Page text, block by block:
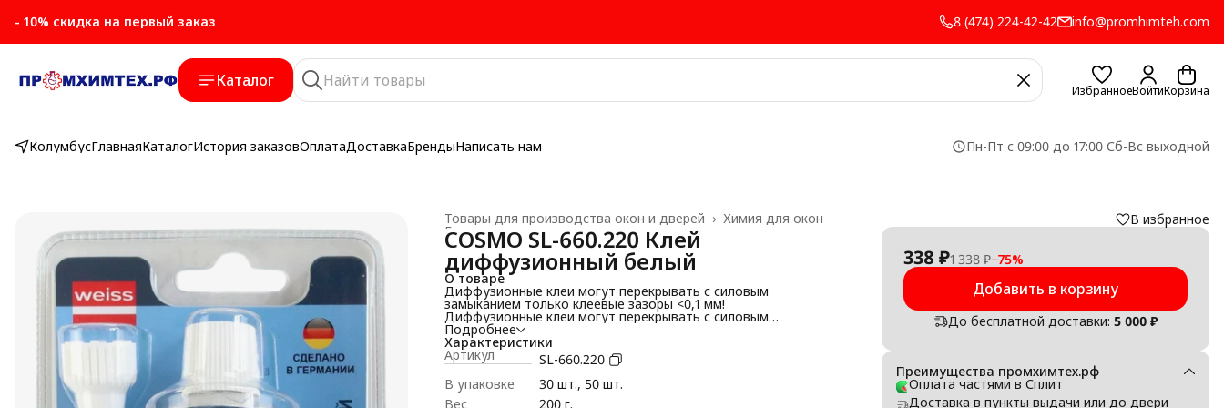
- 10% скидка на первый заказ
- 10% скидка на первый заказ
8 (474) 224-42-42 info@promhimteh.com
Каталог
ИзбранноеВойтиКорзина
КолумбусГлавнаяКаталогИстория заказовОплатаДоставкаБрендыНаписать нам Пн-Пт с 09:00 до 17:00 Сб-Вс выходной
Химия для окон
Товары для производства окон и дверей ›
Главная ›
COSMO SL-660.220 Клей
диффузионный белый
О товаре
Диффузионные клеи могут перекрывать с силовым
замыканием только клеевые зазоры <0,1 мм!
Диффузионные клеи могут перекрывать с силовым
замыканием только клеевые зазоры <0,1 мм!
Указанные здесь параметры времени могут быть точно
определены только путем собственных испытаний, т. к. эти
параметры значительно зависят от материала, температуры,
наносимого количества, влажности воздуха, влажности
материала, толщины клеевого слоя, давления прижима и
Подробнее
Характеристики
Артикул
SL-660.220
В упаковке
30 шт., 50 шт.
Вес
200 г.
В избранное
338 ₽1 338 ₽−75%
Добавить в корзину
До бесплатной доставки: 5 000 ₽
Преимущества промхимтех.рф
Оплата частями в Сплит
Доставка в пункты выдачи или до двери